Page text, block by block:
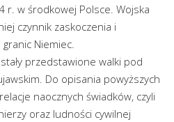
w środkowej Polsce. Wojska
czynnik zaskoczenia i
Niemiec.
przedstawione walki pod
Do opisania powyższych
naocznych świadków, czyli
oraz ludności cywilnej